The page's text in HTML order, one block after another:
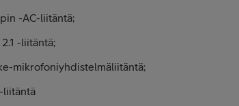
-AC-liitäntä;
-liitäntä;
mikrofoniyhdistelmäliitäntä;
liitäntä